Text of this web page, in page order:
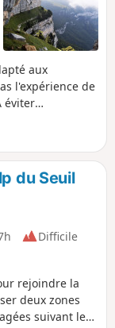
aux
l'expérience de
éviter
à la suite, les
qui avec
Le sangle de
fréquenté que
quelques
prudence.
des Varvats au
gagne le
sentier de crête
avant de
d'un pierrier puis
du Seuil
Difficile
rejoindre la
deux zones
suivant les